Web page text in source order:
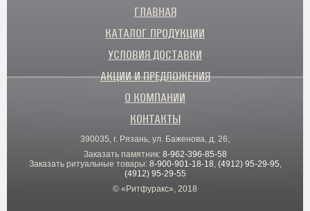
ГЛАВНАЯ
КАТАЛОГ ПРОДУКЦИИ
УСЛОВИЯ ДОСТАВКИ
АКЦИИ И ПРЕДЛОЖЕНИЯ
О КОМПАНИИ
КОНТАКТЫ
390035, г. Рязань, ул. Баженова, д. 26;
Заказать памятник: 8-962-396-85-58
Заказать ритуальные товары: 8-900-901-18-18, (4912) 95-29-95,
(4912) 95-29-55
© «Ритфуракс», 2018